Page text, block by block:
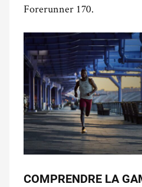
Forerunner 170.
COMPRENDRE LA